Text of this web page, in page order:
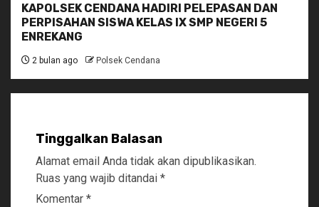
KAPOLSEK CENDANA HADIRI PELEPASAN DAN
PERPISAHAN SISWA KELAS IX SMP NEGERI 5
ENREKANG
2 bulan ago Polsek Cendana
Tinggalkan Balasan
Alamat email Anda tidak akan dipublikasikan.
Ruas yang wajib ditandai *
Komentar *